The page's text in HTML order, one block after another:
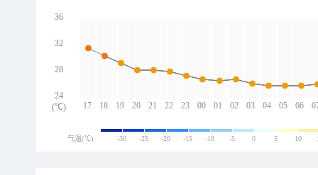
17 18 19 20 21 22 23 00 01 02 03 04 05 06
36
32
28
24
(℃)
气温(℃) -30 -25 -20 -15 -10 -5 0 5 10